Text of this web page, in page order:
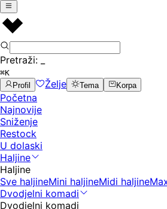
Pretraži:
⌘K
Profil
Želje Tema Korpa
Početna
Najnovije
Sniženje
Restock
U dolaski
Haljine
Haljine
Sve haljineMini haljineMidi haljine
Dvodjelni komadi
Dvodjelni komadi